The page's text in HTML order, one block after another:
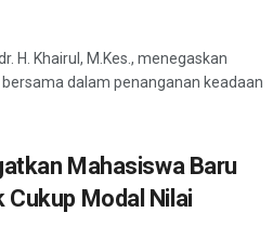
H. Khairul, M.Kes., menegaskan
dalam penanganan keadaan
Mahasiswa Baru
Cukup Modal Nilai